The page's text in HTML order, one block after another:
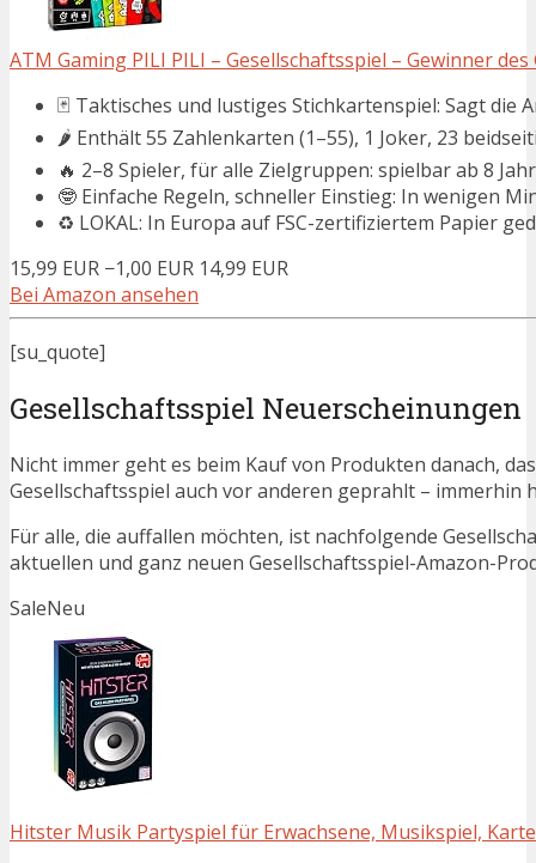
ATM Gaming PILI PILI – Gesellschaftsspiel – Gewinner
🃏 Taktisches und lustiges Stichkartenspiel: Sagt die
🌶️ Enthält 55 Zahlenkarten (1–55), 1 Joker, 23
🔥 2–8 Spieler, für alle Zielgruppen: spielbar ab 8
🤓 Einfache Regeln, schneller Einstieg: In wenigen
♻️ LOKAL: In Europa auf FSC-zertifiziertem Papier
15,99 EUR −1,00 EUR 14,99 EUR
Bei Amazon ansehen
[su_quote]
Gesellschaftsspiel Neuerscheinungen
Nicht immer geht es beim Kauf von Produkten danach,
Gesellschaftsspiel auch vor anderen geprahlt –
Für alle, die auffallen möchten, ist nachfolgende
aktuellen und ganz neuen Gesellschaftsspiel-Amazon-
SaleNeu
Hitster Musik Partyspiel für Erwachsene, Musikspiel,